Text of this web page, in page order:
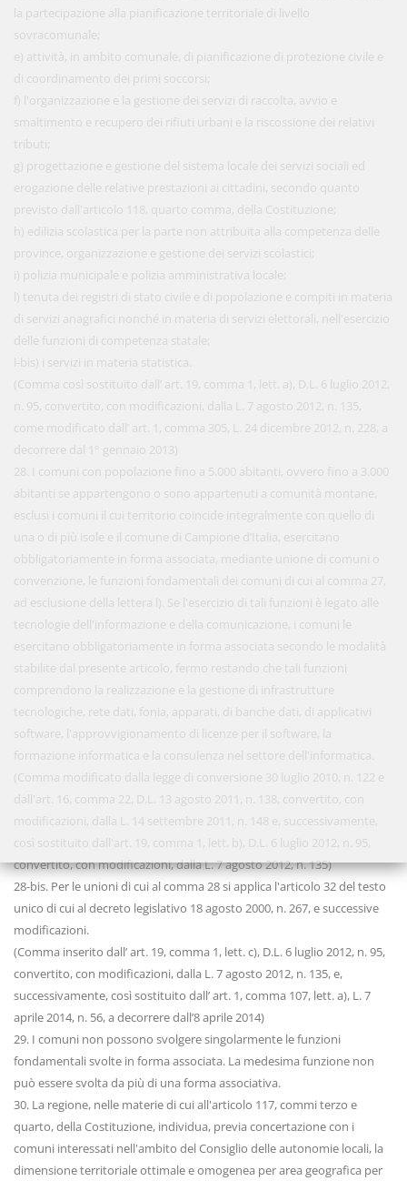
la partecipazione alla pianificazione territoriale di livello
sovracomunale;
e) attività, in ambito comunale, di pianificazione di protezione civile e
di coordinamento dei primi soccorsi;
f) l'organizzazione e la gestione dei servizi di raccolta, avvio e
smaltimento e recupero dei rifiuti urbani e la riscossione dei relativi
tributi;
g) progettazione e gestione del sistema locale dei servizi sociali ed
erogazione delle relative prestazioni ai cittadini, secondo quanto
previsto dall'articolo 118, quarto comma, della Costituzione;
h) edilizia scolastica per la parte non attribuita alla competenza delle
province, organizzazione e gestione dei servizi scolastici;
i) polizia municipale e polizia amministrativa locale;
l) tenuta dei registri di stato civile e di popolazione e compiti in materia
di servizi anagrafici nonché in materia di servizi elettorali, nell'esercizio
delle funzioni di competenza statale;
l-bis) i servizi in materia statistica.
(Comma così sostituito dall’ art. 19, comma 1, lett. a), D.L. 6 luglio 2012,
n. 95, convertito, con modificazioni, dalla L. 7 agosto 2012, n. 135,
come modificato dall’ art. 1, comma 305, L. 24 dicembre 2012, n. 228, a
decorrere dal 1° gennaio 2013)
28. I comuni con popolazione fino a 5.000 abitanti, ovvero fino a 3.000
abitanti se appartengono o sono appartenuti a comunità montane,
esclusi i comuni il cui territorio coincide integralmente con quello di
una o di più isole e il comune di Campione d’Italia, esercitano
obbligatoriamente in forma associata, mediante unione di comuni o
convenzione, le funzioni fondamentali dei comuni di cui al comma 27,
ad esclusione della lettera l). Se l'esercizio di tali funzioni è legato alle
tecnologie dell'informazione e della comunicazione, i comuni le
esercitano obbligatoriamente in forma associata secondo le modalità
stabilite dal presente articolo, fermo restando che tali funzioni
comprendono la realizzazione e la gestione di infrastrutture
tecnologiche, rete dati, fonia, apparati, di banche dati, di applicativi
software, l'approvvigionamento di licenze per il software, la
formazione informatica e la consulenza nel settore dell'informatica.
(Comma modificato dalla legge di conversione 30 luglio 2010, n. 122 e
dall'art. 16, comma 22, D.L. 13 agosto 2011, n. 138, convertito, con
modificazioni, dalla L. 14 settembre 2011, n. 148 e, successivamente,
così sostituito dall'art. 19, comma 1, lett. b), D.L. 6 luglio 2012, n. 95,
convertito, con modificazioni, dalla L. 7 agosto 2012, n. 135)
28-bis. Per le unioni di cui al comma 28 si applica l'articolo 32 del testo
unico di cui al decreto legislativo 18 agosto 2000, n. 267, e successive
modificazioni.
(Comma inserito dall’ art. 19, comma 1, lett. c), D.L. 6 luglio 2012, n. 95,
convertito, con modificazioni, dalla L. 7 agosto 2012, n. 135, e,
successivamente, così sostituito dall’ art. 1, comma 107, lett. a), L. 7
aprile 2014, n. 56, a decorrere dall’8 aprile 2014)
29. I comuni non possono svolgere singolarmente le funzioni
fondamentali svolte in forma associata. La medesima funzione non
può essere svolta da più di una forma associativa.
30. La regione, nelle materie di cui all'articolo 117, commi terzo e
quarto, della Costituzione, individua, previa concertazione con i
comuni interessati nell'ambito del Consiglio delle autonomie locali, la
dimensione territoriale ottimale e omogenea per area geografica per